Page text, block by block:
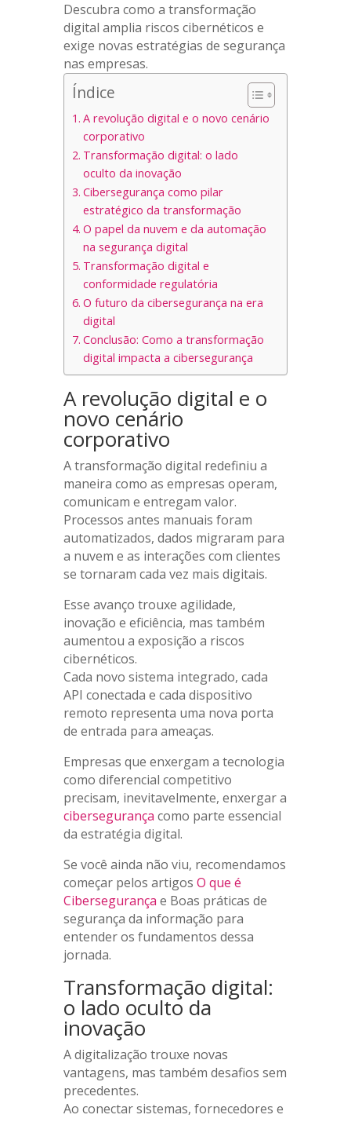
Descubra como a transformação
digital amplia riscos cibernéticos e
exige novas estratégias de segurança
nas empresas.
Índice
A revolução digital e o novo cenário
corporativo
Transformação digital: o lado
oculto da inovação
Cibersegurança como pilar
estratégico da transformação
O papel da nuvem e da automação
na segurança digital
Transformação digital e
conformidade regulatória
O futuro da cibersegurança na era
digital
Conclusão: Como a transformação
digital impacta a cibersegurança
A revolução digital e o
novo cenário
corporativo
A transformação digital redefiniu a
maneira como as empresas operam,
comunicam e entregam valor.
Processos antes manuais foram
automatizados, dados migraram para
a nuvem e as interações com clientes
se tornaram cada vez mais digitais.
Esse avanço trouxe agilidade,
inovação e eficiência, mas também
aumentou a exposição a riscos
cibernéticos.
Cada novo sistema integrado, cada
API conectada e cada dispositivo
remoto representa uma nova porta
de entrada para ameaças.
Empresas que enxergam a tecnologia
como diferencial competitivo
precisam, inevitavelmente, enxergar a
cibersegurança como parte essencial
da estratégia digital.
Se você ainda não viu, recomendamos
começar pelos artigos O que é
Cibersegurança e Boas práticas de
segurança da informação para
entender os fundamentos dessa
jornada.
Transformação digital:
o lado oculto da
inovação
A digitalização trouxe novas
vantagens, mas também desafios sem
precedentes.
Ao conectar sistemas, fornecedores e